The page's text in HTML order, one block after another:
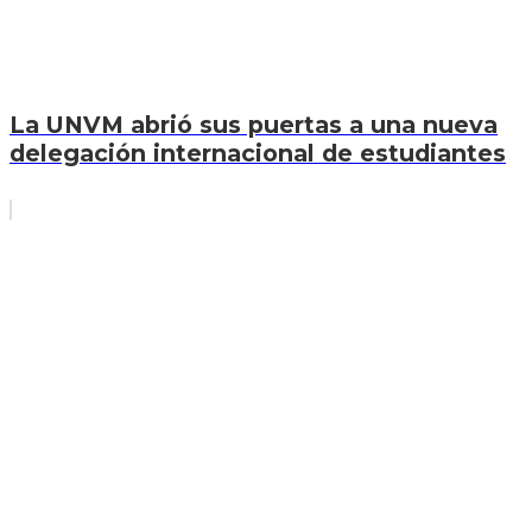
La UNVM abrió sus puertas a una nueva
delegación internacional de estudiantes